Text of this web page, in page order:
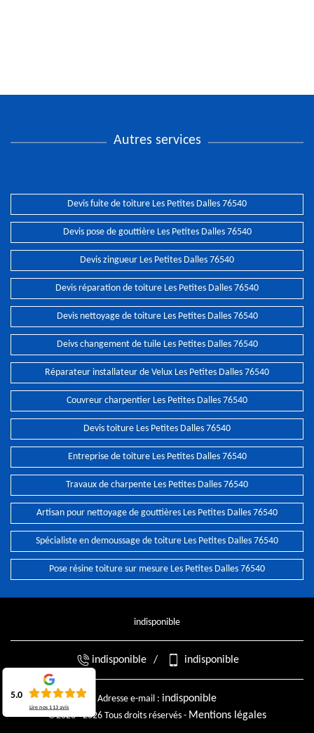
Autres services
Devis fuite de toiture Les Petites Dalles 76540
Devis pose de gouttière Les Petites Dalles 76540
Devis zingueur Les Petites Dalles 76540
Devis réparation de toiture Les Petites Dalles 76540
Devis nettoyage de toiture Les Petites Dalles 76540
Deivs changement de tuile Les Petites Dalles 76540
Réparateur installateur de Velux Les Petites Dalles 76540
Couvreur charpentier Les Petites Dalles 76540
Devis toiture Les Petites Dalles 76540
Entreprise de toiture Les Petites Dalles 76540
Travaux de charpente Les Petites Dalles 76540
Artisan pour nettoyage de gouttières Les Petites Dalles 76540
Spécialiste en demoussage de toiture Les Petites Dalles 76540
Pose résine toiture sur mesure Les Petites Dalles 76540
indisponible
indisponible / indisponible
Adresse e-mail : indisponible
©2026 - 2026 Tous droits réservés - Mentions légales
5.0
Lire nos113 avis